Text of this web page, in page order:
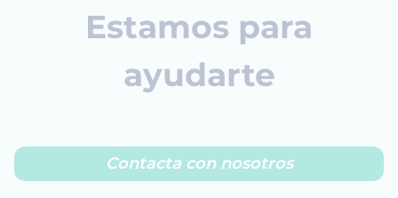
Estamos para
ayudarte
Contacta con nosotros